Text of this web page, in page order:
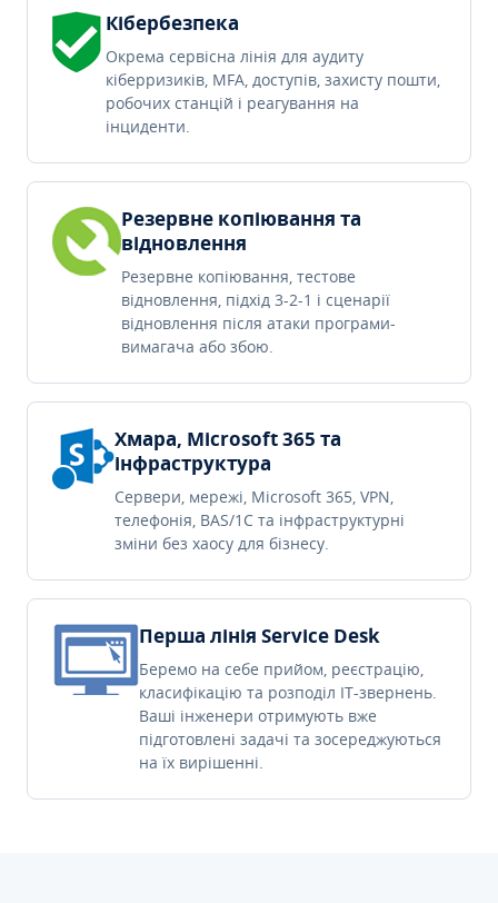
Кібербезпека
Окрема сервісна лінія для аудиту
кіберризиків, MFA, доступів, захисту пошти,
робочих станцій і реагування на
інциденти.
Резервне копіювання та
відновлення
Резервне копіювання, тестове
відновлення, підхід 3-2-1 і сценарії
відновлення після атаки програми-
вимагача або збою.
Хмара, Microsoft 365 та
інфраструктура
Сервери, мережі, Microsoft 365, VPN,
телефонія, BAS/1C та інфраструктурні
зміни без хаосу для бізнесу.
Перша лінія Service Desk
Беремо на себе прийом, реєстрацію,
класифікацію та розподіл IT-звернень.
Ваші інженери отримують вже
підготовлені задачі та зосереджуються
на їх вирішенні.